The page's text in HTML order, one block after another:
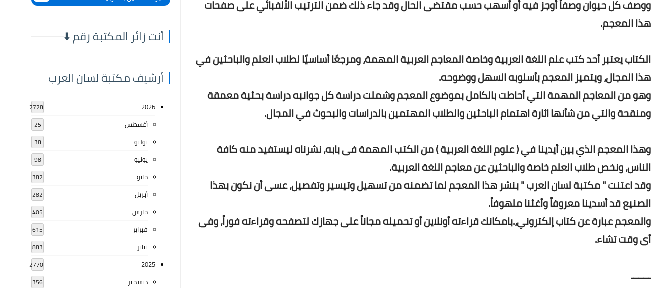
ووصف كل حيوان وصفاً أوجز فيه أو أسهب حسب مقتضى الحال وقد جاء ذلك ضمن الترتيب الألفبائي على صفحات
هذا المعجم.
الكتاب يعتبر أحد كتب علم اللغة العربية وخاصة المعاجم العربية المهمة، ومرجعًا أساسيًا لطلاب العلم والباحثين في
هذا المجال، ويتميز المعجم بأسلوبه السهل ووضوحه.
وهو من المعاجم المهمة التي أحاطت بالكامل بموضوع المعجم وشملت دراسة كل جوانبه دراسة بحثية معمقة
ومنقحة والتي من شأنها اثارة اهتمام الباحثين والطلاب المهتمين بالدراسات والبحوث في المجال.
وهذا المعجم الذي بين أيدينا في ( علوم اللغة العربية ) من الكتب المهمة فى بابه، نشرناه ليستفيد منه كافة
الناس، ونخص طلاب العلم خاصة والباحثين عن معاجم اللغة العربية.
وقد اعتنت " مكتبة لسان العرب " بنشر هذا المعجم لما تضمنه من تسهيل وتيسير وتفصيل، عسى أن نكون بهذا
الصنيع قد أسدينا معروفاً وأغثنا ملهوفاً.
والمعجم عبارة عن كتاب إلكتروني،.بامكانك قراءته أونلاين أو تحميله مجاناً على جهازك لتصفحه وقراءته فوراً، وفى
أى وقت تشاء.
ــــــــ
أنت زائر المكتبة رقم ⬇️
أرشيف مكتبة لسان العرب
2026
2728
أغسطس 25
يوليو 38
يونيو 98
مايو 382
أبريل 282
مارس 405
فبراير 615
يناير 883
2025
2770
ديسمبر 356